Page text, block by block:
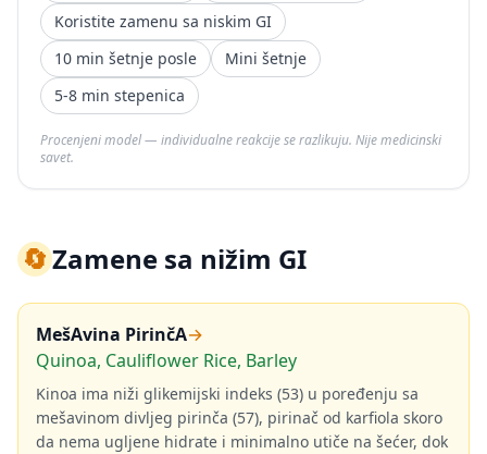
Koristite zamenu sa niskim GI
10 min šetnje posle
Mini šetnje
5-8 min stepenica
Procenjeni model — individualne reakcije se razlikuju. Nije medicinski
savet.
🔄Zamene sa nižim GI
MešAvina PirinčA→
Quinoa, Cauliflower Rice, Barley
Kinoa ima niži glikemijski indeks (53) u poređenju sa
mešavinom divljeg pirinča (57), pirinač od karfiola skoro
da nema ugljene hidrate i minimalno utiče na šećer, dok